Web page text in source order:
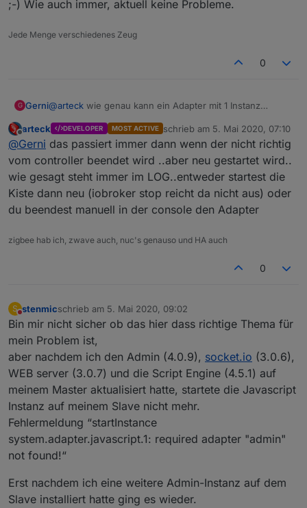
;-) Wie auch immer, aktuell keine Probleme.
Jede Menge verschiedenes Zeug
0
G Gerni@arteck wie genau kann ein Adapter mit 1 Instanz
;-) Wie auch immer, aktuell keine Probleme.
Offline
arteck DEVELOPER MOST ACTIVE schrieb am 5. Mai 2020, 07:10
zuletzt editiert von
@Gerni das passiert immer dann wenn der nicht richtig
vom controller beendet wird ..aber neu gestartet wird..
wie gesagt steht immer im LOG..entweder startest die
Kiste dann neu (iobroker stop reicht da nicht aus) oder
du beendest manuell in der console den Adapter
zigbee hab ich, zwave auch, nuc's genauso und HA auch
0
S
Nicht stören
stenmicschrieb am 5. Mai 2020, 09:02
zuletzt editiert von
Bin mir nicht sicher ob das hier dass richtige Thema für
mein Problem ist,
aber nachdem ich den Admin (4.0.9), socket.io (3.0.6),
WEB server (3.0.7) und die Script Engine (4.5.1) auf
meinem Master aktualisiert hatte, startete die Javascript
Instanz auf meinem Slave nicht mehr.
Fehlermeldung “startInstance
system.adapter.javascript.1: required adapter "admin"
not found!“
Erst nachdem ich eine weitere Admin-Instanz auf dem
Slave installiert hatte ging es wieder.